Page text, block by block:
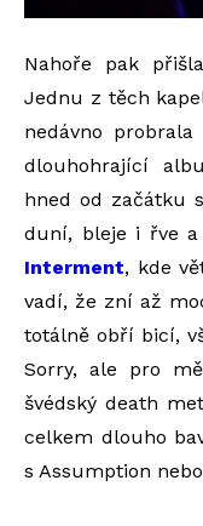
Nahoře pak
Jednu z těch
nedávno
dlouhohrající
hned od začátku
duní, bleje i řve
Interment, kde
vadí, že zní až
totálně obří bicí,
Sorry, ale pro
švédský death
celkem dlouho
s Assumption